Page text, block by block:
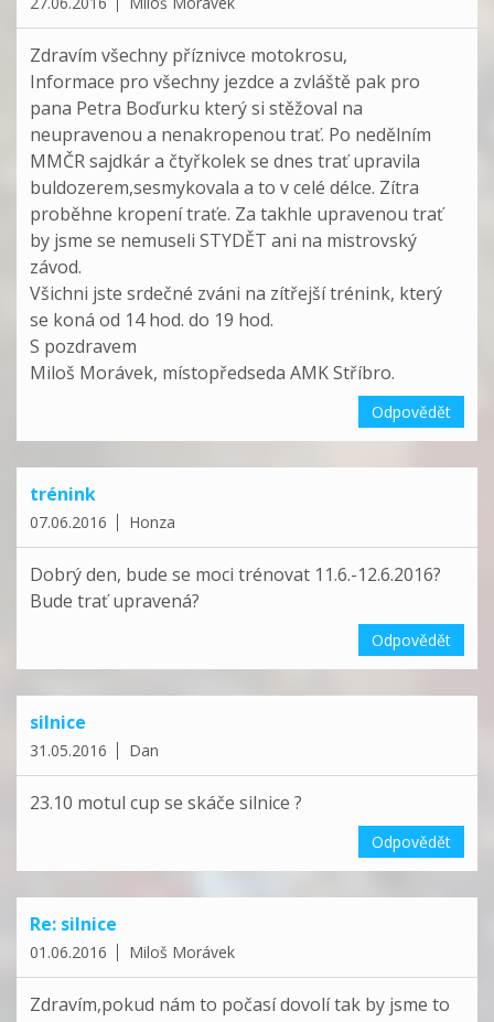
Zdravím všechny příznivce motokrosu,
Informace pro všechny jezdce a zvláště pak pro
pana Petra Boďurku který si stěžoval na
neupravenou a nenakropenou trať. Po nedělním
MMČR sajdkár a čtyřkolek se dnes trať upravila
buldozerem,sesmykovala a to v celé délce. Zítra
proběhne kropení traťe. Za takhle upravenou trať
by jsme se nemuseli STYDĚT ani na mistrovský
závod.
Všichni jste srdečné zváni na zítřejší trénink, který
se koná od 14 hod. do 19 hod.
S pozdravem
Miloš Morávek, místopředseda AMK Stříbro.
Odpovědět
trénink
07.06.2016 Honza
Dobrý den, bude se moci trénovat 11.6.-12.6.2016?
Bude trať upravená?
Odpovědět
silnice
31.05.2016 Dan
23.10 motul cup se skáče silnice ?
Odpovědět
Re: silnice
01.06.2016 Miloš Morávek
Zdravím,pokud nám to počasí dovolí tak by jsme to